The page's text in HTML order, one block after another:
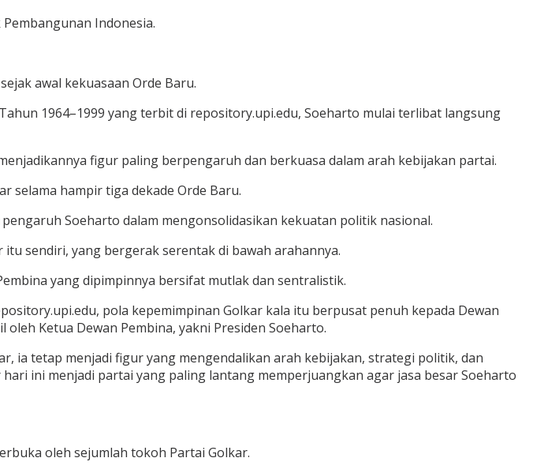
Pembangunan Indonesia.
awal kekuasaan Orde Baru.
1964–1999 yang terbit di repository.upi.edu, Soeharto mulai terlibat langsung
figur paling berpengaruh dan berkuasa dalam arah kebijakan partai.
selama hampir tiga dekade Orde Baru.
Soeharto dalam mengonsolidasikan kekuatan politik nasional.
sendiri, yang bergerak serentak di bawah arahannya.
yang dipimpinnya bersifat mutlak dan sentralistik.
pola kepemimpinan Golkar kala itu berpusat penuh kepada Dewan
Ketua Dewan Pembina, yakni Presiden Soeharto.
ia tetap menjadi figur yang mengendalikan arah kebijakan, strategi politik, dan
ini menjadi partai yang paling lantang memperjuangkan agar jasa besar Soeharto
oleh sejumlah tokoh Partai Golkar.